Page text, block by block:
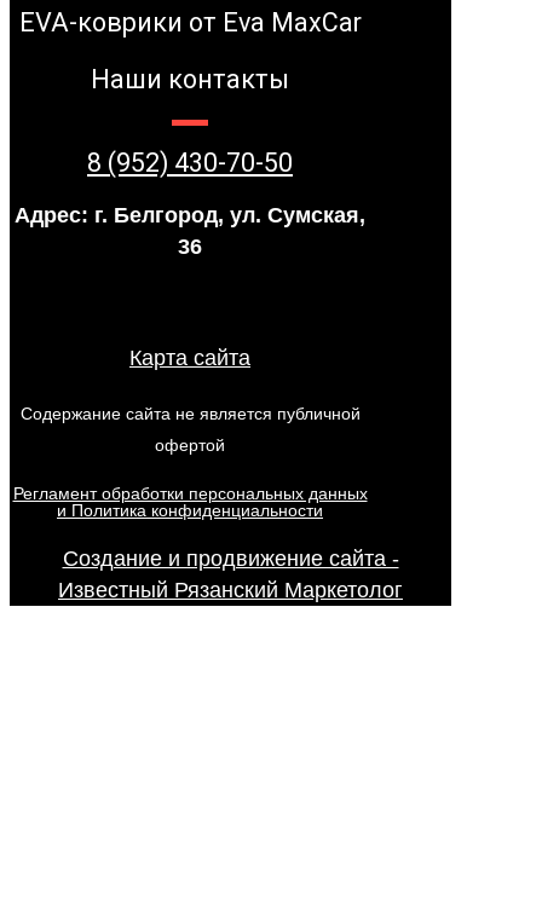
EVA-коврики от Eva MaxCar
Наши контакты
8 (952) 430-70-50
Адрес: г. Белгород, ул. Сумская,
36
Карта сайта
Содержание сайта не является публичной
офертой
Регламент обработки персональных данных
и Политика конфиденциальности
Создание и продвижение сайта -
Известный Рязанский Маркетолог